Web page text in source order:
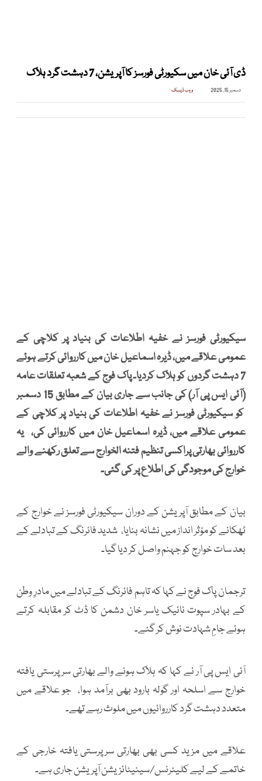
ڈی آئی خان میں سکیورٹی فورسز کا آپریشن، 7 دہشت گرد ہلاک
دسمبر 15, 2025 ویب ڈیسک
سیکیورٹی فورسز نے خفیہ اطلاعات کی بنیاد پر کلاچی کے
عمومی علاقے میں، ڈیرہ اسماعیل خان میں کارروائی کرتے ہوئے
7 دہشت گردوں کو ہلاک کردیا۔ پاک فوج کے شعبہ تعلقات عامہ
(آئی ایس پی آر) کی جانب سے جاری بیان کے مطابق 15 دسمبر
کو سیکیورٹی فورسز نے خفیہ اطلاعات کی بنیاد پر کلاچی کے
عمومی علاقے میں، ڈیرہ اسماعیل خان میں کارروائی کی، یہ
کارروائی بھارتی پراکسی تنظیم فتنہ الخوارج سے تعلق رکھنے والے
خوارج کی موجودگی کی اطلاع پر کی گئی۔
بیان کے مطابق آپریشن کے دوران سیکیورٹی فورسز نے خوارج کے
ٹھکانے کو مؤثر انداز میں نشانہ بنایا، شدید فائرنگ کے تبادلے کے
بعد سات خوارج کو جہنم واصل کر دیا گیا۔
ترجمان پاک فوج نے کہا کہ تاہم فائرنگ کے تبادلے میں مادرِ وطن
کے بہادر سپوت نائیک یاسر خان دشمن کا ڈٹ کر مقابلہ کرتے
ہوئے جامِ شہادت نوش کر گئے۔
آئی ایس پی آر نے کہا کہ ہلاک ہونے والے بھارتی سرپرستی یافتہ
خوارج سے اسلحہ اور گولہ بارود بھی برآمد ہوا، جو علاقے میں
متعدد دہشت گرد کارروائیوں میں ملوث رہے تھے۔
علاقے میں مزید کسی بھی بھارتی سرپرستی یافتہ خارجی کے
خاتمے کے لیے کلیئرنس/سینیٹائزیشن آپریشن جاری ہے۔